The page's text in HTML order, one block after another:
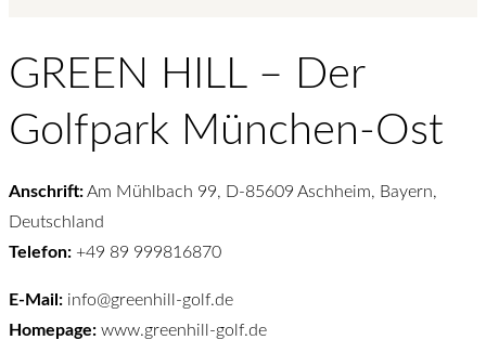
GREEN HILL – Der
Golfpark München-Ost
Anschrift:Am Mühlbach 99, D-85609 Aschheim, Bayern,
Deutschland
Telefon: +49 89 999816870
E-Mail: info@greenhill-golf.de
Homepage: www.greenhill-golf.de